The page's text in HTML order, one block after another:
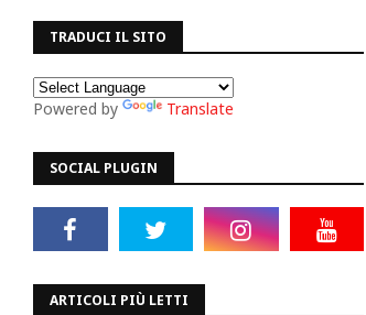
TRADUCI IL SITO
Powered by Translate
SOCIAL PLUGIN
ARTICOLI PIÙ LETTI